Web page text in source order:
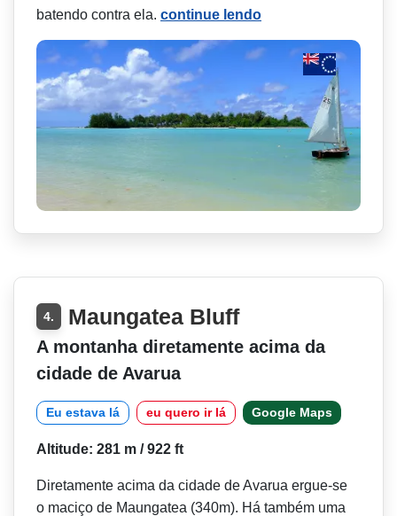
batendo contra ela. continue lendo
4. Maungatea Bluff
A montanha diretamente acima da
cidade de Avarua
Eu estava lá eu quero ir lá Google Maps
Altitude: 281 m / 922 ft
Diretamente acima da cidade de Avarua ergue-se
o maciço de Maungatea (340m). Há também uma